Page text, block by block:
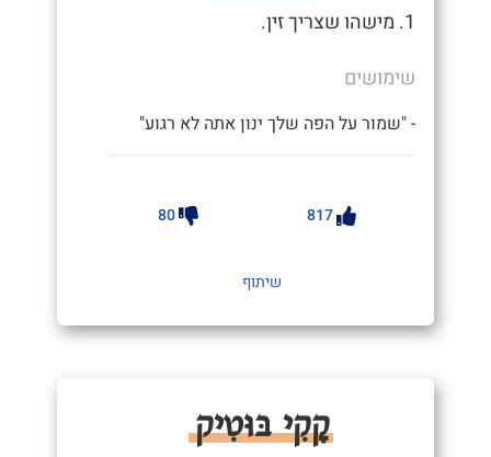
1. מישהו שצריך זין.
שימושים
- "שמור על הפה שלך ינון אתה לא רגוע"
817
80
שיתוף
קָקִי בּוּטִיק